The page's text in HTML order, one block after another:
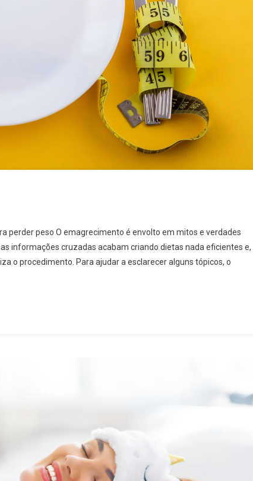
perder peso O emagrecimento é envolto em mitos e verdades
informações cruzadas acabam criando dietas nada eficientes e,
o procedimento. Para ajudar a esclarecer alguns tópicos, o